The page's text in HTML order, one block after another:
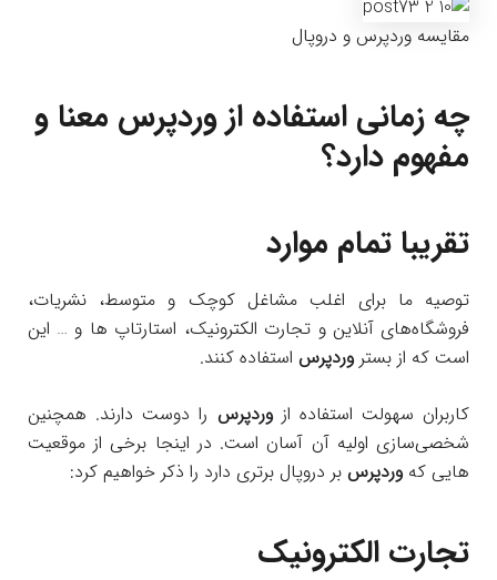
مقایسه وردپرس و دروپال
چه زمانی استفاده از وردپرس معنا و
مفهوم دارد؟
تقریبا تمام موارد
توصیه ما برای اغلب مشاغل کوچک و متوسط، نشریات،
فروشگاه‌های آنلاین و تجارت الکترونیک، استارتاپ ها و … این
است که از بستروردپرساستفاده کنند.
کاربران سهولت استفاده ازوردپرس را دوست دارند. همچنین
شخصی‌سازی اولیه آن آسان است. در اینجا برخی از موقعیت
هایی کهوردپرسبر دروپال برتری دارد را ذکر خواهیم کرد:
تجارت الکترونیک